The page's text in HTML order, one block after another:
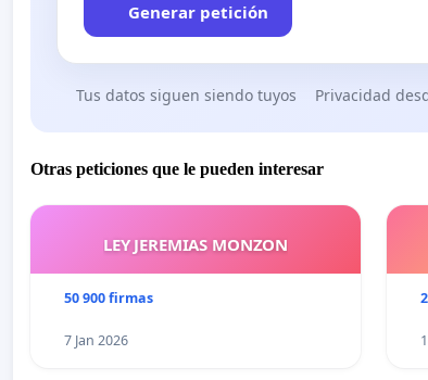
Generar petición
Tus datos siguen siendo tuyos Privacidad
Otras peticiones que le pueden interesar
LEY JEREMIAS MONZON
50 900 firmas
7 Jan 2026